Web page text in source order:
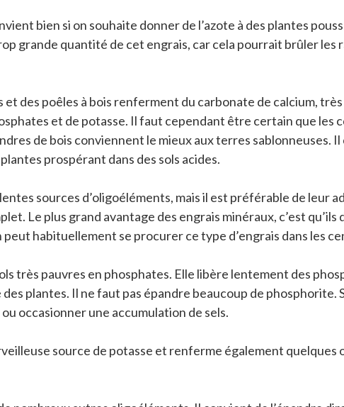
bien si on souhaite donner de l’azote à des plantes
grande quantité de cet engrais, car cela pourrait brûler
des poêles à bois renferment du carbonate de calcium,
et de potasse. Il faut cependant être certain que les
de bois conviennent le mieux aux terres sablonneuses.
prospérant dans des sols acides.
sources d’oligoéléments, mais il est préférable de leur
Le plus grand avantage des engrais minéraux, c’est
habituellement se procurer ce type d’engrais dans les
très pauvres en phosphates. Elle libère lentement des
plantes. Il ne faut pas épandre beaucoup de phosphorite.
occasionner une accumulation de sels.
source de potasse et renferme également quelques